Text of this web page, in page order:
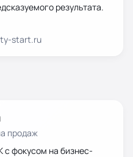
результата.
start.ru
продаж
с фокусом на бизнес-